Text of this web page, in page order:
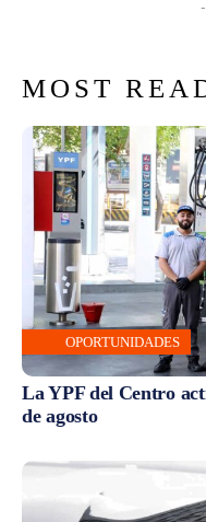
MOST
OPORTUNIDADES
La YPF del Centro
de agosto